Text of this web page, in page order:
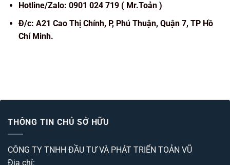
Hotline/Zalo: 0901 024 719 ( Mr.Toản )
Đ/c: A21 Cao Thị Chính, P, Phú Thuận, Quận 7, TP Hồ
Chí Minh.
THÔNG TIN CHỦ SỞ HỮU
CÔNG TY TNHH ĐẦU TƯ VÀ PHÁT TRIỂN TOẢN VŨ
Địa chỉ: